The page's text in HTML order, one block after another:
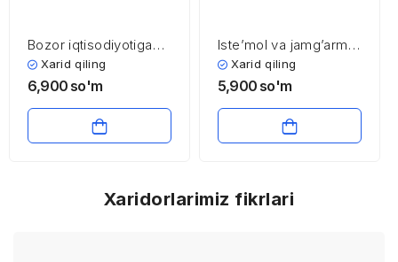
Bozor iqtisodiyotiga
o’tish davri va uning
O’zbekistondagi
Xarid qiling
6,900 so'm
Iste’mol va jamg’arma
funksiyalari
Xarid qiling
5,900 so'm
Xaridorlarimiz fikrlari